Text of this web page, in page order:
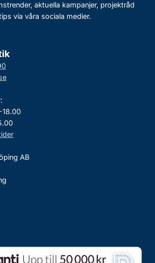
aktuella kampanjer, projektråd
via våra sociala medier.
18.00
AB